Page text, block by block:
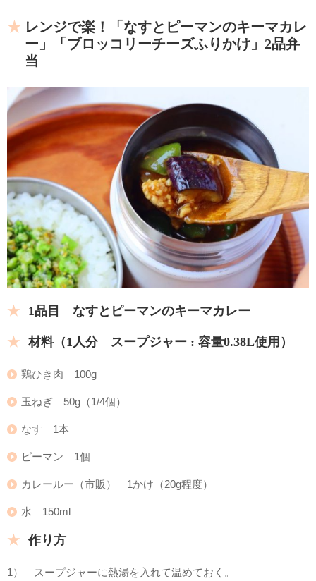
レンジで楽！「なすとピーマンのキーマカレ
ー」「ブロッコリーチーズふりかけ」2品弁
当
1品目 なすとピーマンのキーマカレー
材料（1人分 スープジャー : 容量0.38L使用）
鶏ひき肉 100g
玉ねぎ 50g（1/4個）
なす 1本
ピーマン 1個
カレールー（市販） 1かけ（20g程度）
水 150ml
作り方
1） スープジャーに熱湯を入れて温めておく。